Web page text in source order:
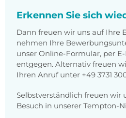
Erkennen Sie sich
Dann freuen wir uns auf Ihre
nehmen Ihre
unser Online-Formular, per
entgegen. Alternativ freuen
Ihren Anruf unter +49 3731
Selbstverständlich freuen wir
Besuch in unserer Tempton-